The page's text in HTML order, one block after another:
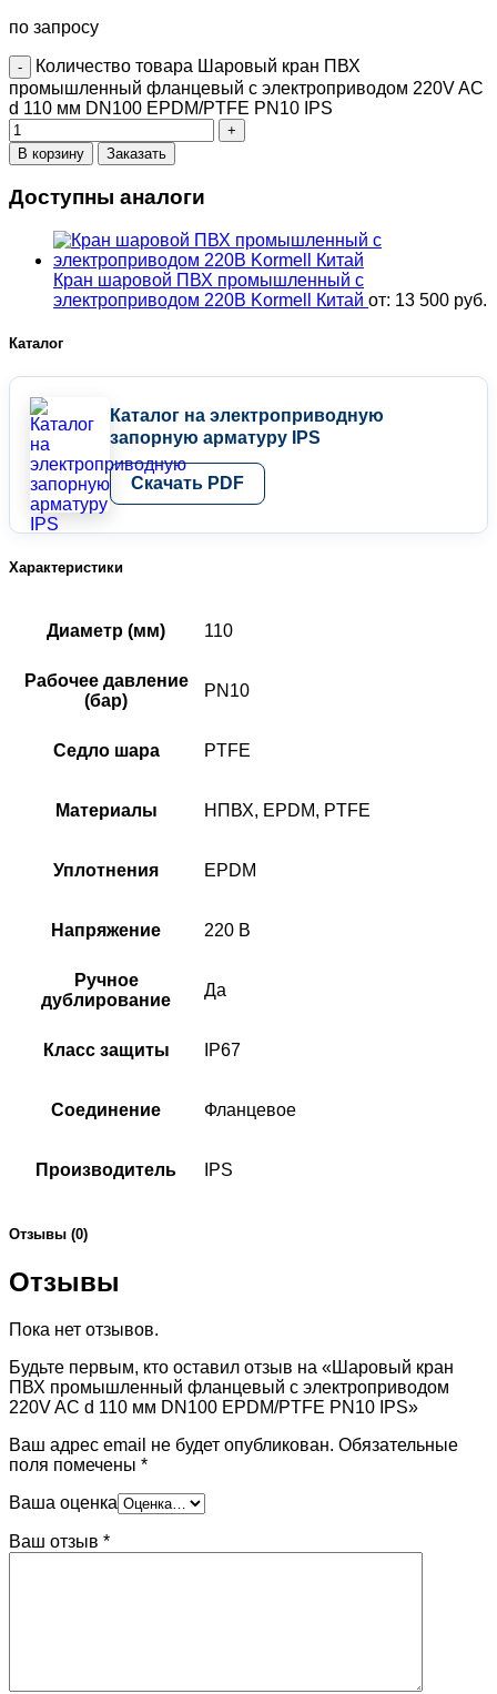
по запросу
Количество товара Шаровый кран ПВХ
промышленный фланцевый с электроприводом 220V AC
d 110 мм DN100 EPDM/PTFE PN10 IPS
В корзину Заказать
Доступны аналоги
Кран шаровой ПВХ промышленный с
электроприводом 220В Kormell Китай от: 13 500 руб.
Каталог
Каталог на электроприводную
запорную арматуру IPS
Скачать PDF
Характеристики
Диаметр (мм) 110
Рабочее давление
(бар)
PN10
Седло шара PTFE
Материалы НПВХ, EPDM, PTFE
Уплотнения EPDM
Напряжение 220 В
Ручное
дублирование
Да
Класс защиты IP67
Соединение Фланцевое
Производитель IPS
Отзывы (0)
Отзывы
Пока нет отзывов.
Будьте первым, кто оставил отзыв на «Шаровый кран
ПВХ промышленный фланцевый с электроприводом
220V AC d 110 мм DN100 EPDM/PTFE PN10 IPS»
Ваш адрес email не будет опубликован. Обязательные
поля помечены *
Ваша оценка
Ваш отзыв *